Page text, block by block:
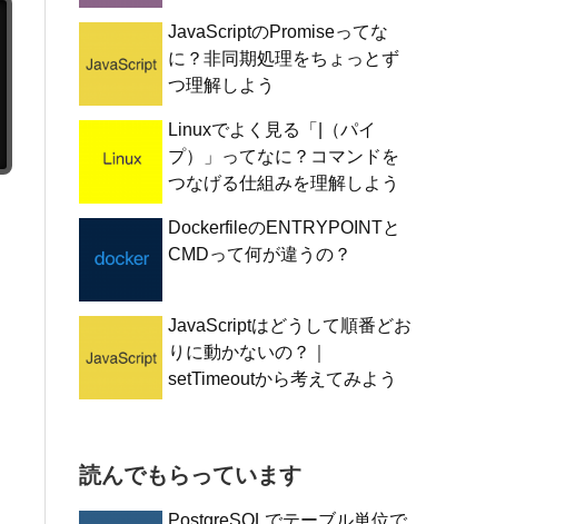
JavaScriptのPromiseってな
に？非同期処理をちょっとず
つ理解しよう
Linuxでよく見る「|（パイ
プ）」ってなに？コマンドを
つなげる仕組みを理解しよう
DockerfileのENTRYPOINTと
CMDって何が違うの？
JavaScriptはどうして順番どお
りに動かないの？｜
setTimeoutから考えてみよう
読んでもらっています